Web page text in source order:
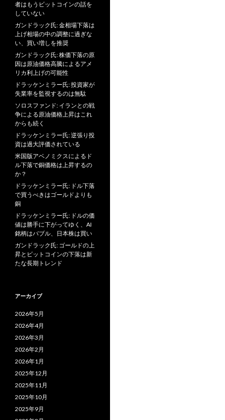
者はもうビットコインの話を
していない
ガンドラック氏: 金相場下落は
上げ相場の中の調整に過ぎな
い、買い増しを推奨
ガンドラック氏: 株価下落の原
因は原油価格高騰によるアメ
リカ利上げの可能性
ドラッケンミラー氏: 投資家が
失業率を監視するのは無駄
ソロスファンド: イランとの戦
争による原油価格上昇はこれ
からも続く
ドラッケンミラー氏: 逆張り投
資は過大評価されている
米国版アベノミクスによるド
ル下落で銅価格は上昇するの
か？
ドラッケンミラー氏: ドル下落
で買うべきはゴールドよりも
銅
ドラッケンミラー氏: ドルの価
値は勝手に下がってゆく、AI
銘柄はバブル、日本株は買い
ガンドラック氏: ゴールドの上
昇とビットコインの下落は新
たな長期トレンド
アーカイブ
2026年5月
2026年4月
2026年3月
2026年2月
2026年1月
2025年12月
2025年11月
2025年10月
2025年9月